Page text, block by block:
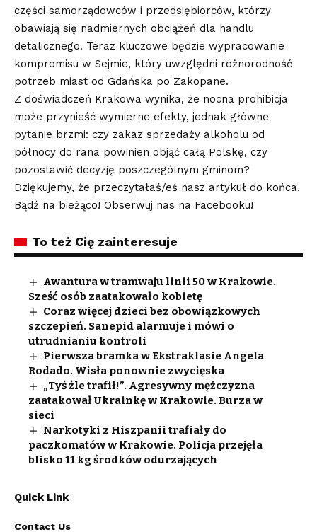
części samorządowców i przedsiębiorców, którzy
obawiają się nadmiernych obciążeń dla handlu
detalicznego. Teraz kluczowe będzie wypracowanie
kompromisu w Sejmie, który uwzględni różnorodność
potrzeb miast od Gdańska po Zakopane.
Z doświadczeń Krakowa wynika, że nocna prohibicja
może przynieść wymierne efekty, jednak główne
pytanie brzmi: czy zakaz sprzedaży alkoholu od
północy do rana powinien objąć całą Polskę, czy
pozostawić decyzję poszczególnym gminom?
Dziękujemy, że przeczytałaś/eś nasz artykuł do końca.
Bądź na bieżąco! Obserwuj nas na Facebooku!
To też Cię zainteresuje
Awantura w tramwaju linii 50 w Krakowie.
Sześć osób zaatakowało kobietę
Coraz więcej dzieci bez obowiązkowych
szczepień. Sanepid alarmuje i mówi o
utrudnianiu kontroli
Pierwsza bramka w Ekstraklasie Angela
Rodado. Wisła ponownie zwycięska
„Tyś źle trafił!”. Agresywny mężczyzna
zaatakował Ukrainkę w Krakowie. Burza w
sieci
Narkotyki z Hiszpanii trafiały do
paczkomatów w Krakowie. Policja przejęła
blisko 11 kg środków odurzających
Quick Link
Contact Us